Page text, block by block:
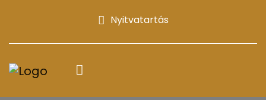
Nyitvatartás